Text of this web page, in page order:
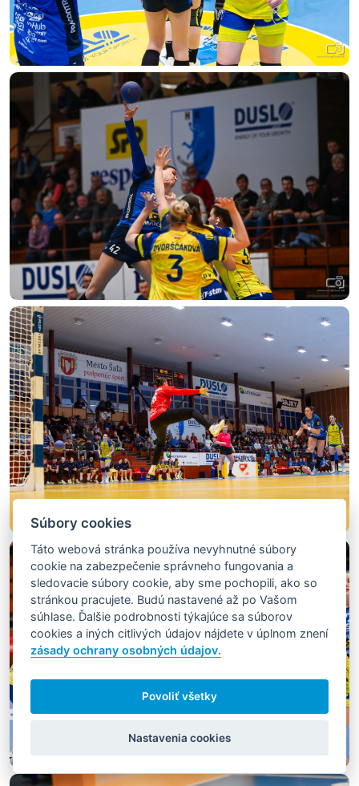
Súbory cookies
Táto webová stránka používa nevyhnutné súbory
cookie na zabezpečenie správneho fungovania a
sledovacie súbory cookie, aby sme pochopili, ako so
stránkou pracujete. Budú nastavené až po Vašom
súhlase. Ďalšie podrobnosti týkajúce sa súborov
cookies a iných citlivých údajov nájdete v úplnom znení
zásady ochrany osobných údajov.
Povoliť všetky
Nastavenia cookies